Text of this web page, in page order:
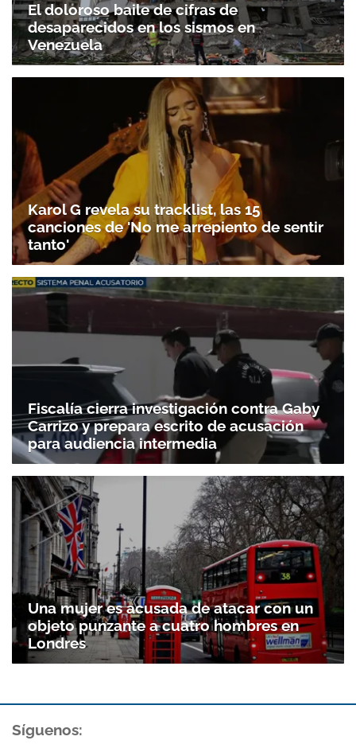
El doloroso baile de cifras de
desaparecidos en los sismos en
Venezuela
Karol G revela su tracklist, las 15
canciones de 'No me arrepiento de sentir
tanto'
Fiscalía cierra investigación contra Gaby
Carrizo y prepara escrito de acusación
para audiencia intermedia
Una mujer es acusada de atacar con un
objeto punzante a cuatro hombres en
Londres
Síguenos: